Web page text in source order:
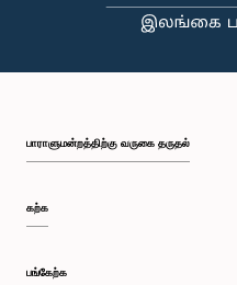
பி.ப. 1:43 - பி.ப. 1:53
பி.ப. 2:01 - பி.ப. 2:12
பாராளுமன்றத்திற்கு வருகை தருதல்
கற்க
பங்கேற்க